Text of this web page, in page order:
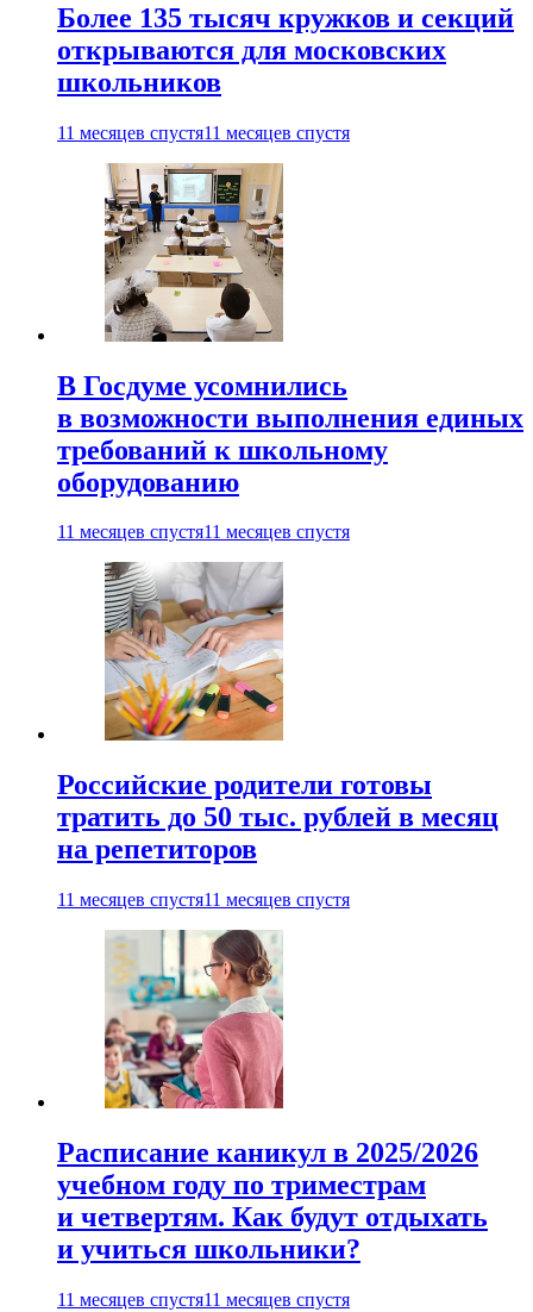
Более 135 тысяч кружков и секций
открываются для московских
школьников
11 месяцев спустя11 месяцев спустя
В Госдуме усомнились
в возможности выполнения единых
требований к школьному
оборудованию
11 месяцев спустя11 месяцев спустя
Российские родители готовы
тратить до 50 тыс. рублей в месяц
на репетиторов
11 месяцев спустя11 месяцев спустя
Расписание каникул в 2025/2026
учебном году по триместрам
и четвертям. Как будут отдыхать
и учиться школьники?
11 месяцев спустя11 месяцев спустя